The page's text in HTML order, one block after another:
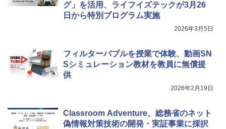
グ」を活用、ライフイズテックが3月26
日から特別プログラム実施
2026年3月5日
フィルターバブルを授業で体験、動画SN
Sシミュレーション教材を教員に無償提
供
2026年2月19日
Classroom Adventure、総務省のネット
偽情報対策技術の開発・実証事業に採択